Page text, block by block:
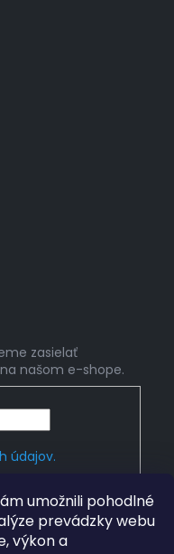
umožnili pohodlné
prevádzky webu
výkon a
zasielať
našom e-shope.
údajov.